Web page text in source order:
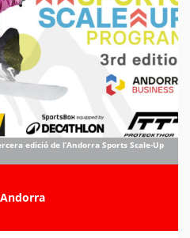
edició de l’Andorra Sports Scale-Up